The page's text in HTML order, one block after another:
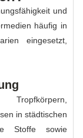
und
häufig in
eingesetzt,
in städtischen
Stoffe sowie